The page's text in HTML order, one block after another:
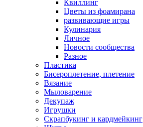
Квиллинг
Цветы из фоамирана
развивающие игры
Кулинария
Личное
Новости сообщества
Разное
Пластика
Бисероплетение, плетение
Вязание
Мыловарение
Декупаж
Игрушки
Скрапбукинг и кардмейкинг